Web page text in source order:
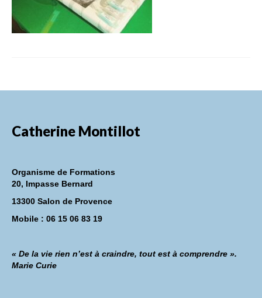
Catherine Montillot
Organisme de Formations
20, Impasse Bernard
13300 Salon de Provence
Mobile : 06 15 06 83 19
« De la vie rien n’est à craindre, tout est à comprendre ».
Marie Curie